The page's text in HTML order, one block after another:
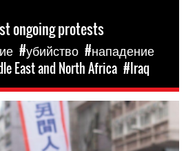
ongoing protests
#убийство #нападение
East and North Africa #Iraq